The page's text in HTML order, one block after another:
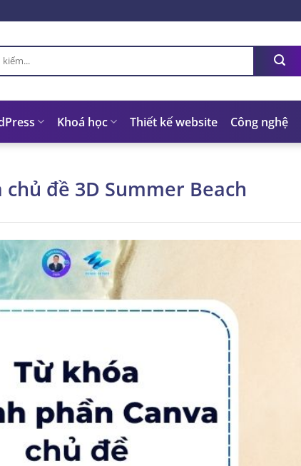
Khoá học Thiết kế website Công nghệ
đề 3D Summer Beach